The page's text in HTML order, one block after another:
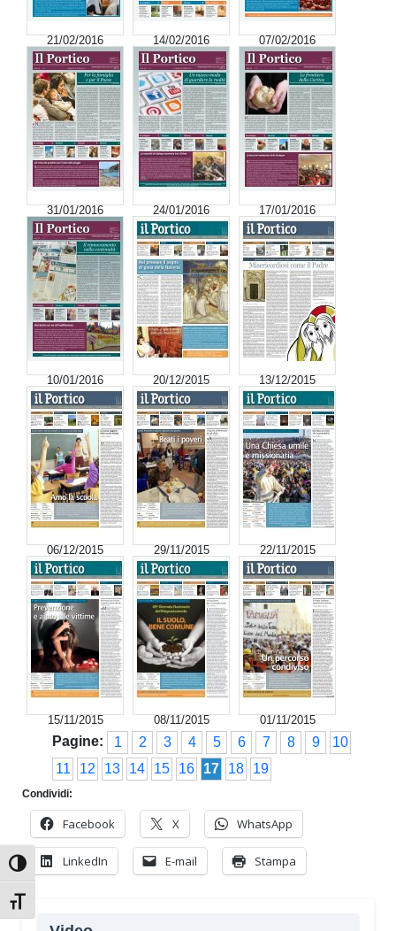
Attiva/disattiva alto contrasto
Attiva/disattiva dimensione testo
21/02/2016 14/02/2016 07/02/2016
31/01/2016 24/01/2016 17/01/2016
10/01/2016 20/12/2015 13/12/2015
06/12/2015 29/11/2015 22/11/2015
15/11/2015 08/11/2015 01/11/2015
Pagine: 1 2 3 4 5 6 7 8 9
10
11
12 13 14 15 16 17 18 19
Condividi:
Facebook X WhatsApp
LinkedIn E-mail Stampa